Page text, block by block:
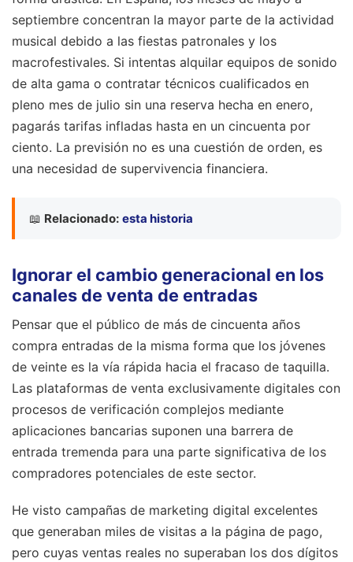
septiembre concentran la mayor parte de la actividad
musical debido a las fiestas patronales y los
macrofestivales. Si intentas alquilar equipos de sonido
de alta gama o contratar técnicos cualificados en
pleno mes de julio sin una reserva hecha en enero,
pagarás tarifas infladas hasta en un cincuenta por
ciento. La previsión no es una cuestión de orden, es
una necesidad de supervivencia financiera.
📖 Relacionado: esta historia
Ignorar el cambio generacional en los
canales de venta de entradas
Pensar que el público de más de cincuenta años
compra entradas de la misma forma que los jóvenes
de veinte es la vía rápida hacia el fracaso de taquilla.
Las plataformas de venta exclusivamente digitales con
procesos de verificación complejos mediante
aplicaciones bancarias suponen una barrera de
entrada tremenda para una parte significativa de los
compradores potenciales de este sector.
He visto campañas de marketing digital excelentes
que generaban miles de visitas a la página de pago,
pero cuyas ventas reales no superaban los dos dígitos